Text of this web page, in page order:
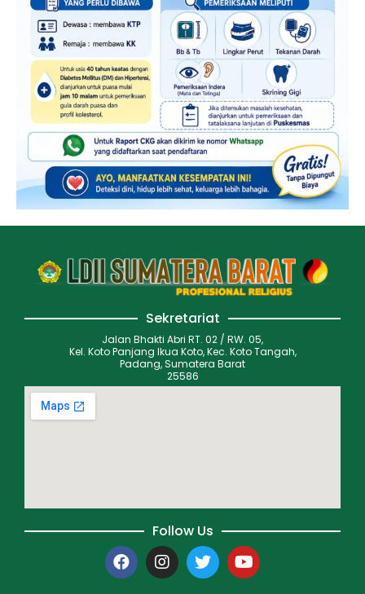
Sekretariat
Jalan Bhakti Abri RT. 02 / RW. 05,
Kel. Koto Panjang Ikua Koto, Kec. Koto Tangah,
Padang, Sumatera Barat
25586
Follow Us